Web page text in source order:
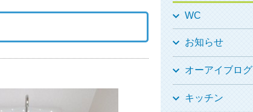
WC
お知らせ
オーアイブログ
キッチン